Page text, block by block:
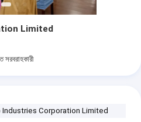
Limited
সরবরাহকারী
Industries Corporation Limited